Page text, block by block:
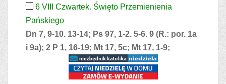
6 VIII Czwartek. Święto Przemienienia
Pańskiego
Dn 7, 9-10. 13-14; Ps 97, 1-2. 5-6. 9 (R.: por. 1a
i 9a); 2 P 1, 16-19; Mt 17, 5c; Mt 17, 1-9;